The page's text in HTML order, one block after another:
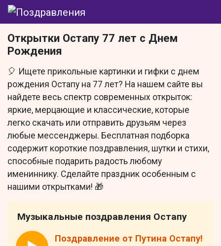
Открытки Остапу 77 лет с Днем
Рождения
🎈 Ищете прикольные картинки и гифки с днем
рождения Остапу на 77 лет? На нашем сайте вы
найдете весь спектр современных открыток:
яркие, мерцающие и классические, которые
легко скачать или отправить друзьям через
любые мессенджеры. Бесплатная подборка
содержит короткие поздравления, шутки и стихи,
способные подарить радость любому
имениннику. Сделайте праздник особенным с
нашими открытками! 🎁
Музыкальные поздравления Остапу
Поздравление от Путина Остапу!